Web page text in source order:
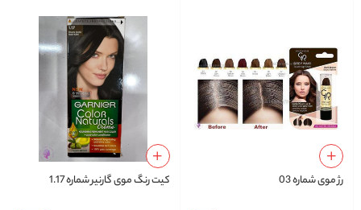
رژ موی شماره 03 کیت رنگ موی گارنیر شماره 1.17